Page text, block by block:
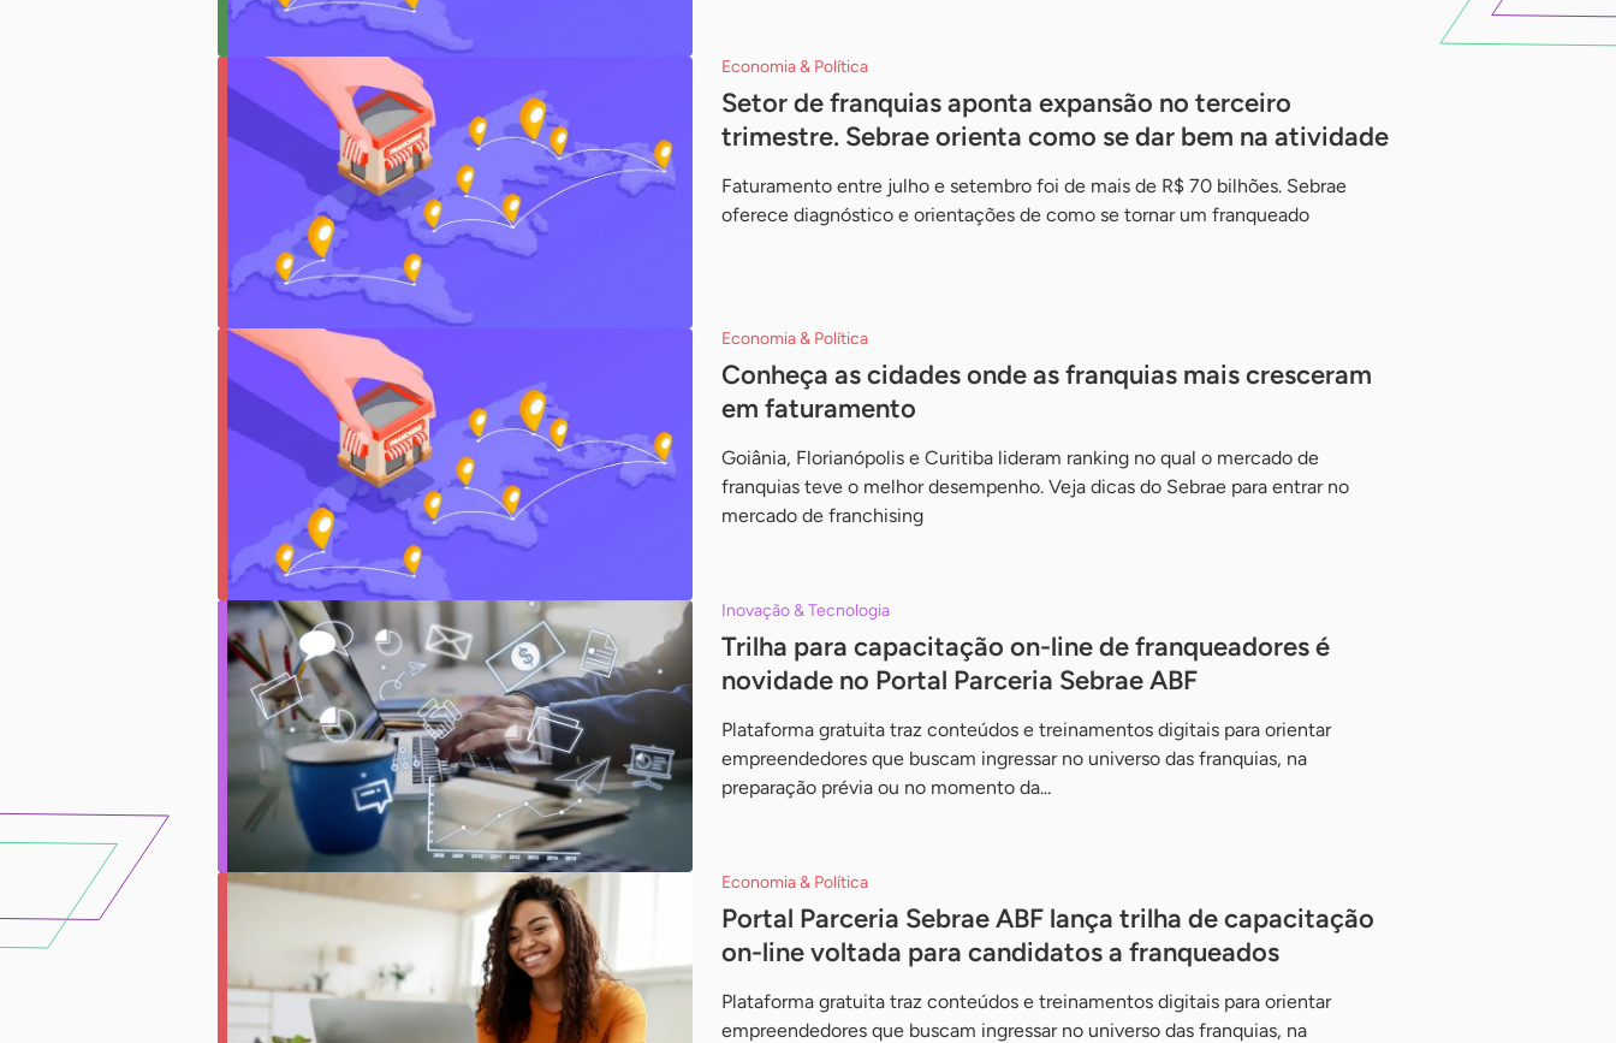
Economia & Política
Setor de franquias aponta expansão no terceiro
trimestre. Sebrae orienta como se dar bem na atividade
Faturamento entre julho e setembro foi de mais de R$ 70 bilhões. Sebrae
oferece diagnóstico e orientações de como se tornar um franqueado
Economia & Política
Conheça as cidades onde as franquias mais cresceram
em faturamento
Goiânia, Florianópolis e Curitiba lideram ranking no qual o mercado de
franquias teve o melhor desempenho. Veja dicas do Sebrae para entrar no
mercado de franchising
Inovação & Tecnologia
Trilha para capacitação on-line de franqueadores é
novidade no Portal Parceria Sebrae ABF
Plataforma gratuita traz conteúdos e treinamentos digitais para orientar
empreendedores que buscam ingressar no universo das franquias, na
preparação prévia ou no momento da...
Economia & Política
Portal Parceria Sebrae ABF lança trilha de capacitação
on-line voltada para candidatos a franqueados
Plataforma gratuita traz conteúdos e treinamentos digitais para orientar
empreendedores que buscam ingressar no universo das franquias, na